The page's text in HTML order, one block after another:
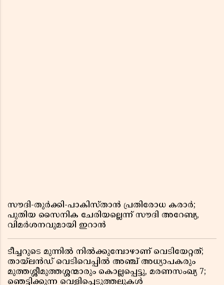
സൗദി-തുർക്കി-പാകിസ്താൻ പ്രതിരോധ കരാർ;
പുതിയ സൈനിക ചേരിയല്ലെന്ന് സൗദി അറേബ്യ,
വിമർശനവുമായി ഇറാൻ
ടീച്ചറുടെ മുന്നിൽ നിൽക്കുമ്പോഴാണ് വെടിയേറ്റത്;
തായ്‌ലൻഡ് വെടിവെപ്പിൽ അഞ്ച് അധ്യാപകരും
മുത്തശ്ശീമുത്തശ്ശന്മാരും കൊല്ലപ്പെട്ടു, മരണസംഖ്യ 7;
ഞെട്ടിക്കുന്ന വെളിപ്പെടുത്തലുകൾ